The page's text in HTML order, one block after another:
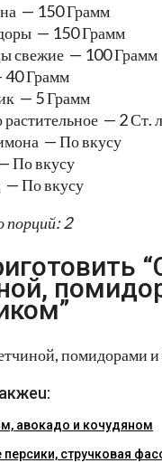
— 150 Грамм
— 150 Грамм
свежие — 100 Грамм
Грамм
— 5 Грамм
— 2 Ст.
— По вкусу
По вкусу
— По вкусу
порций: 2
авокадо и кочудяном
стручковая